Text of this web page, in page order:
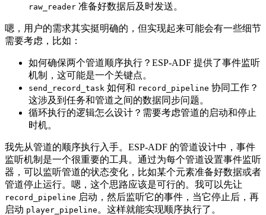
raw_reader 准备好数据后及时发送。
嗯，用户的需求其实挺明确的，但实现起来可能会有一些细节
需要考虑，比如：
如何确保两个管道顺序执行？ESP-ADF 提供了事件监听
机制，这可能是一个关键点。
send_record_task 如何和 record_pipeline 协同工作？
这涉及到任务和管道之间的数据同步问题。
循环执行的逻辑怎么设计？需要考虑管道的启动和停止
时机。
我先从管道的顺序执行入手。ESP-ADF 的管道设计中，事件
监听机制是一个很重要的工具。通过为每个管道设置事件监听
器，可以监听管道的状态变化，比如某个元素准备好数据或者
管道停止运行。嗯，这个思路应该是可行的。我可以先让
record_pipeline 启动，然后监听它的事件，当它停止后，再
启动 player_pipeline 。这样就能实现顺序执行了。